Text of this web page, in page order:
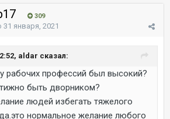
309
31 января, 2021
aldar сказал:
рабочих профессий был высокий?
быть дворником?
людей избегать тяжелого
нормальное желание любого